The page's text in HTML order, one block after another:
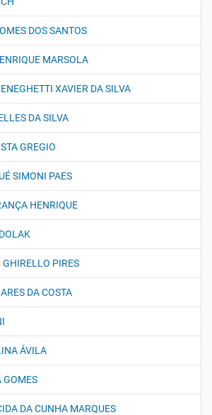
DOS SANTOS
MARSOLA
XAVIER DA SILVA
DA SILVA
GREGIO
SIMONI PAES
HENRIQUE
PIRES
DA COSTA
ÁVILA
GOMES
DA CUNHA MARQUES